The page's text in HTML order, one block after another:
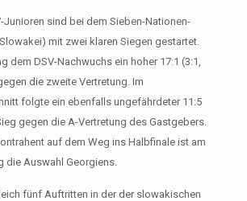
Junioren sind bei dem Sieben-Nationen-
mit zwei klaren Siegen gestartet.
dem DSV-Nachwuchs ein hoher 17:1 (3:1,
die zweite Vertretung. Im
folgte ein ebenfalls ungefährdeter 11:5
gegen die A-Vertretung des Gastgebers.
auf dem Weg ins Halbfinale ist am
die Auswahl Georgiens.
fünf Auftritten in der der slowakischen